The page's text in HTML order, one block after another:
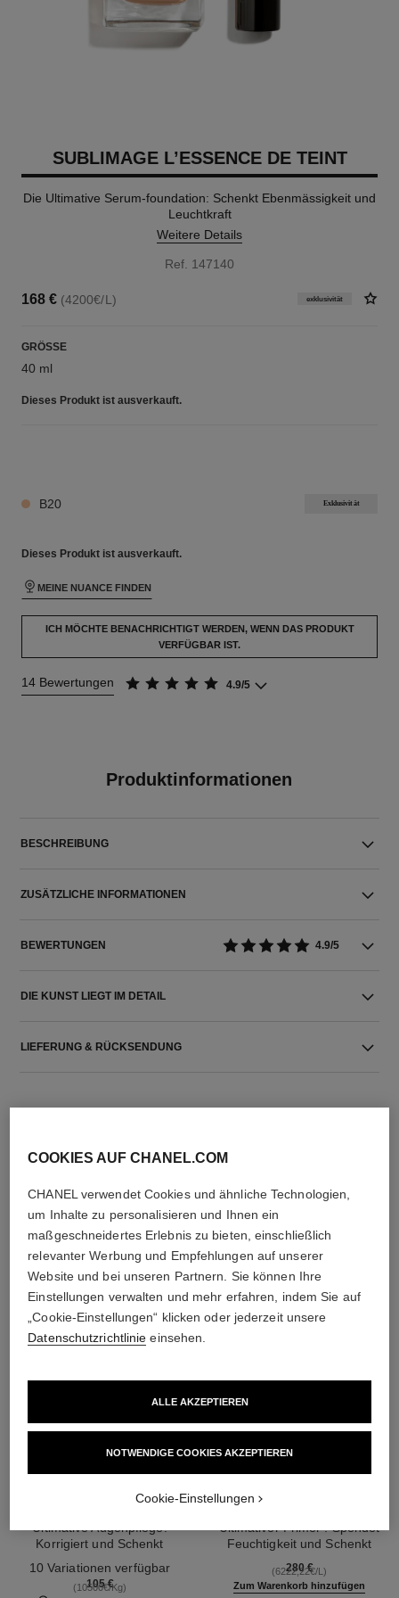
SUBLIMAGE L’ESSENCE DE TEINT
Die Ultimative Serum-foundation: Schenkt Ebenmässigkeit und
Leuchtkraft
Weitere Details
Ref. 147140
168 € (4200€/L) exklusivität
GRÖSSE
40 ml
Dieses Produkt ist ausverkauft.
B20 Exklusivität
Dieses Produkt ist ausverkauft.
MEINE NUANCE FINDEN
ICH MÖCHTE BENACHRICHTIGT WERDEN, WENN DAS PRODUKT
VERFÜGBAR IST.
14 Bewertungen 4.9/5
Produktinformationen
BESCHREIBUNG
ZUSÄTZLICHE INFORMATIONEN
BEWERTUNGEN 4.9/5
DIE KUNST LIEGT IM DETAIL
LIEFERUNG & RÜCKSENDUNG
DIE PERFEKTE KOMBINATION
sublimage le correcteur yeux
Ultimative Augenpflege:
Korrigiert und Schenkt
10 Variationen verfügbar
105 €
(10500€/Kg)
sublimage le soin perfecteur
Ultimativer Primer : Spendet
Feuchtigkeit und Schenkt
280 €
(6222,22€/L)
Zum Warenkorb hinzufügen
COOKIES AUF CHANEL.COM
CHANEL verwendet Cookies und ähnliche Technologien,
um Inhalte zu personalisieren und Ihnen ein
maßgeschneidertes Erlebnis zu bieten, einschließlich
relevanter Werbung und Empfehlungen auf unserer
Website und bei unseren Partnern. Sie können Ihre
Einstellungen verwalten und mehr erfahren, indem Sie auf
„Cookie-Einstellungen“ klicken oder jederzeit unsere
Datenschutzrichtlinie einsehen.
NOTWENDIGE COOKIES AKZEPTIEREN​
ALLE AKZEPTIEREN
Cookie-Einstellungen